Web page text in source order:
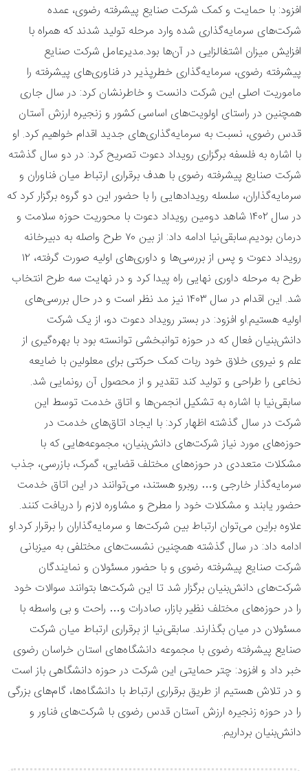
افزود: با حمایت و کمک شرکت صنایع پیشرفته رضوی، عمده
شرکت‌های سرمایه‌گذاری شده وارد مرحله تولید شدند که همراه با
افزایش میزان اشتغالزایی در آن‌ها بود.مدیرعامل شرکت صنایع
پیشرفته رضوی، سرمایه‌گذاری خطرپذیر در فناوری‌های پیشرفته را
ماموریت اصلی این شرکت دانست و خاطرنشان کرد: در سال جاری
همچنین در راستای اولویت‌های اساسی کشور و زنجیره ارزش آستان
قدس رضوی، نسبت به سرمایه‌گذاری‌های جدید اقدام خواهیم کرد. او
با اشاره به فلسفه برگزاری رویداد دعوت تصریح کرد: در دو سال گذشته
شرکت صنایع پیشرفته رضوی با هدف برقراری ارتباط میان فناوران و
سرمایه‌گذاران، سلسله رویدادهایی را با حضور این دو گروه برگزار کرد که
در سال ۱۴۰۲ شاهد دومین رویداد دعوت با محوریت حوزه سلامت و
درمان بودیم.سابقی‌نیا ادامه داد: از بین ۷۰ طرح واصله به دبیرخانه
رویداد دعوت و پس از بررسی‌ها و داوری‌های اولیه صورت گرفته، ۱۲
طرح به مرحله داوری نهایی راه پیدا کرد و در نهایت سه طرح انتخاب
شد. این اقدام در سال ۱۴۰۳ نیز مد نظر است و در حال بررسی‌های
اولیه هستیم.او افزود: در بستر رویداد دعوت دو، از یک شرکت
دانش‌بنیان فعال که در حوزه توانبخشی توانسته بود با بهره‌گیری از
علم و نیروی خلاق خود ربات کمک حرکتی برای معلولین با ضایعه
نخاعی را طراحی و تولید کند تقدیر و از محصول آن رونمایی شد.
سابقی‌نیا با اشاره به تشکیل انجمن‌ها و اتاق خدمت توسط این
شرکت در سال گذشته اظهار کرد: با ایجاد اتاق‌های خدمت در
حوزه‌های مورد نیاز شرکت‌های دانش‌بنیان، مجموعه‌هایی که با
مشکلات متعددی در حوزه‌های مختلف قضایی، گمرک، بازرسی، جذب
سرمایه‌گذار خارجی و… روبرو هستند، می‌توانند در این اتاق خدمت
حضور یابند و مشکلات خود را مطرح و مشاوره لازم را دریافت کنند.
علاوه ‌براین می‌توان ارتباط بین شرکت‌ها و سرمایه‌گذاران را برقرار کرد.او
ادامه داد: در سال گذشته همچنین نشست‌های مختلفی به میزبانی
شرکت صنایع پیشرفته رضوی و با حضور مسئولان و نمایندگان
شرکت‌های دانش‌بنیان برگزار شد تا این شرکت‌ها بتوانند سوالات خود
را در حوزه‌های مختلف نظیر بازار، صادرات و… راحت و بی واسطه با
مسئولان در میان بگذارند. سابقی‌نیا از برقراری ارتباط میان شرکت
صنایع پیشرفته رضوی با مجموعه دانشگاه‌های استان خراسان رضوی
خبر داد و افزود: چتر حمایتی این شرکت در حوزه دانشگاهی باز است
و در تلاش هستیم از طریق برقراری ارتباط با دانشگاه‌ها، گام‌های بزرگی
را در حوزه زنجیره ارزش آستان قدس رضوی با شرکت‌های فناور و
دانش‌بنیان برداریم.